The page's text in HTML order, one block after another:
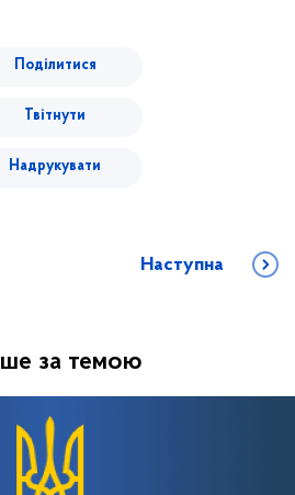
Поділитися
Твітнути
Надрукувати
Наступна
за темою